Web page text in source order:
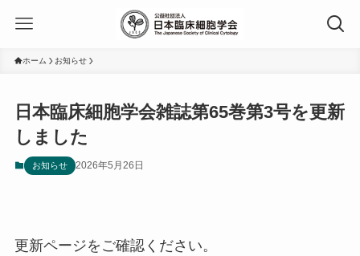
ホーム お知らせ
日本臨床細胞学会雑誌第65巻第3号を更新
しました
お知らせ 2026年5月26日
更新ページをご確認ください。